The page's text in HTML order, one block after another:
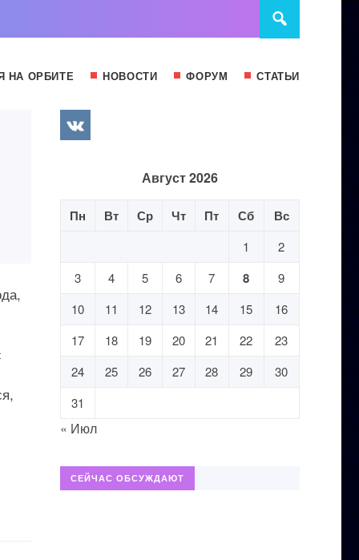
НА ОРБИТЕ НОВОСТИ ФОРУМ СТАТЬИ
Август 2026
Пн Вт Ср Чт Пт Сб Вс
1
2
3
4 5 6 7 8
9
10
11 12 13 14 15
16
17
18 19 20 21 22
23
24
25 26 27 28 29
30
31
« Июл
СЕЙЧАС ОБСУЖДАЮТ